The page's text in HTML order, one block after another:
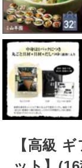
【高級